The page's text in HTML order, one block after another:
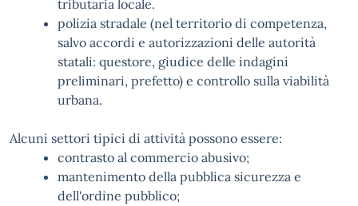
tributaria locale.
polizia stradale (nel territorio di competenza,
salvo accordi e autorizzazioni delle autorità
statali: questore, giudice delle indagini
preliminari, prefetto) e controllo sulla viabilità
urbana.
Alcuni settori tipici di attività possono essere:
contrasto al commercio abusivo;
mantenimento della pubblica sicurezza e
dell'ordine pubblico;